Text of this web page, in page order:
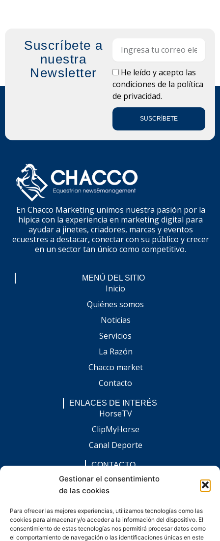
Gestionar el consentimiento
de las cookies
Para ofrecer las mejores experiencias, utilizamos tecnologías como las
cookies para almacenar y/o acceder a la información del dispositivo. El
consentimiento de estas tecnologías nos permitirá procesar datos como
el comportamiento de navegación o las identificaciones únicas en este
Suscríbete a
nuestra
Newsletter
LOPDHe leído y acepto las
condiciones de la política
de privacidad.
SUSCRÍBETE
En Chacco Marketing unimos nuestra pasión por la
hípica con la experiencia en marketing digital para
ayudar a jinetes, criadores, marcas y eventos
ecuestres a destacar, conectar con su público y crecer
en un sector tan único como competitivo.
MENÚ DEL SITIO
Inicio
Quiénes somos
Noticias
Servicios
La Razón
Chacco market
Contacto
ENLACES DE INTERÉS
HorseTV
ClipMyHorse
Canal Deporte
CONTACTO
comunicacion@chaccoinfo.com
Presentes en todo el ámbito nacional
F
a
c
e
I
n
s
t
L
i
n
k
E
n
v
e
W
h
a
t